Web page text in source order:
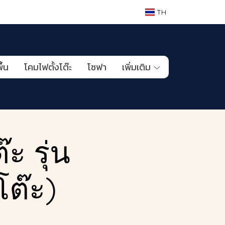
TH
น โคมไฟตั้งโต๊ะ โซฟา เพิ่มเติม
รุ่น
ต๊ะ)